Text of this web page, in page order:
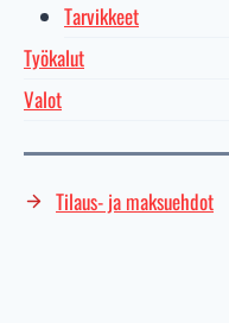
Tarvikkeet
Työkalut
Valot
Tilaus- ja maksuehdot